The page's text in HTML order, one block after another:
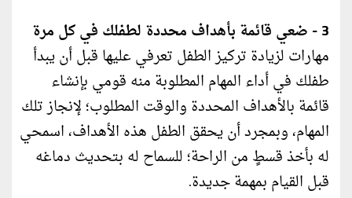
3 - ضعي قائمة بأهداف محددة لطفلك في كل مرة
مهارات لزيادة تركيز الطفل تعرفي عليها قبل أن يبدأ
طفلك في أداء المهام المطلوبة منه قومي بإنشاء
قائمة بالأهداف المحددة والوقت المطلوب؛ لإنجاز تلك
المهام، وبمجرد أن يحقق الطفل هذه الأهداف، اسمحي
له بأخذ قسطٍ من الراحة؛ للسماح له بتحديث دماغه
قبل القيام بمهمة جديدة.